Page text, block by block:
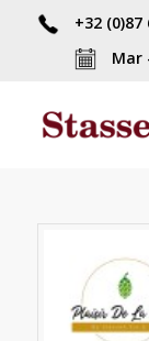
+32 (0)87
Mar